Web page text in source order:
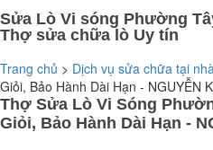
Sửa Lò Vi sóng Phường
Thợ sửa chữa lò Uy tín
Trang chủ > Dịch vụ sửa chữa tại
Giỏi, Bảo Hành Dài Hạn - NGUYỄN
Thợ Sửa Lò Vi Sóng
Giỏi, Bảo Hành Dài Hạn -